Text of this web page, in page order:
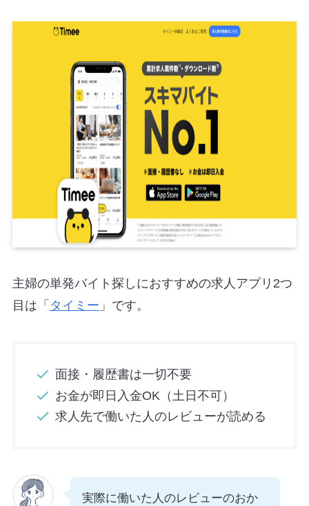
主婦の単発バイト探しにおすすめの求人アプリ2つ
目は「 タイミー 」です。
面接・履歴書は一切不要
お金が即日入金OK（土日不可）
求人先で働いた人のレビューが読める
実際に働いた人のレビューのおか